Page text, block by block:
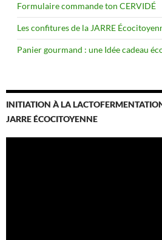
Formulaire commande ton CERVIDÉ
Les confitures de la JARRE
Panier gourmand : une Idée cadeau
INITIATION À LA
JARRE ÉCOCITOYENNE